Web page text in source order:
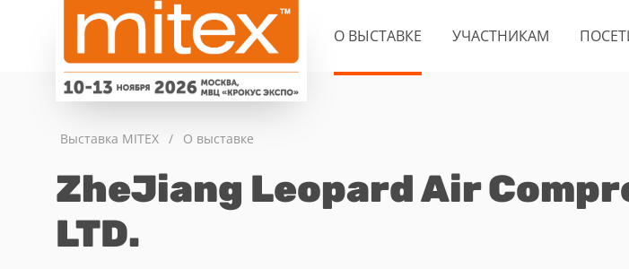
О ВЫСТАВКЕ УЧАСТНИКАМ
Выставка MITEX / О выставке
ZheJiang Leopard Air
LTD.